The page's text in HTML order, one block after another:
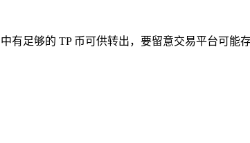
足够的 TP 币可供转出，要留意交易平台可能